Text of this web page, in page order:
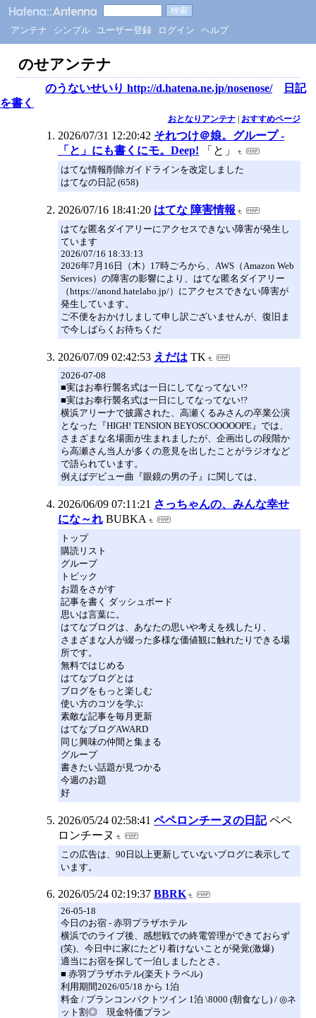
アンテナ シンプル ユーザー登録 ログイン ヘルプ
のせアンテナ
のうないせいり http://d.hatena.ne.jp/nosenose/
日記
を書く
おとなりアンテナ| おすすめページ
2026/07/31 12:20:42 それつけ＠娘。グループ -
「と」にも書くにモ。Deep!
「と」
はてな情報削除ガイドラインを改定しました
はてなの日記 (658)
2026/07/16 18:41:20 はてな 障害情報
はてな匿名ダイアリーにアクセスできない障害が発生し
ています
2026/07/16 18:33:13
2026年7月16日（木）17時ごろから、AWS（Amazon Web
Services）の障害の影響により、はてな匿名ダイアリー
（https://anond.hatelabo.jp/）にアクセスできない障害が
発生しています。
ご不便をおかけしまして申し訳ございませんが、復旧ま
で今しばらくお待ちくだ
2026/07/09 02:42:53 えだは TK
2026-07-08
■実はお奉行襲名式は一日にしてなってない!?
■実はお奉行襲名式は一日にしてなってない!?
横浜アリーナで披露された、高瀬くるみさんの卒業公演
となった『HIGH! TENSION BEYOSCOOOOOPE』では、
さまざまな名場面が生まれましたが、企画出しの段階か
ら高瀬さん当人が多くの意見を出したことがラジオなど
で語られています。
例えばデビュー曲『眼鏡の男の子』に関しては、
2026/06/09 07:11:21 さっちゃんの、みんな幸せ
にな～れ BUBKA
トップ
購読リスト
グループ
トピック
お題をさがす
記事を書く ダッシュボード
思いは言葉に。
はてなブログは、あなたの思いや考えを残したり、
さまざまな人が綴った多様な価値観に触れたりできる場
所です。
無料ではじめる
はてなブログとは
ブログをもっと楽しむ
使い方のコツを学ぶ
素敵な記事を毎月更新
はてなブログAWARD
同じ興味の仲間と集まる
グループ
書きたい話題が見つかる
今週のお題
好
2026/05/24 02:58:41 ペペロンチーヌの日記 ペペ
ロンチーヌ
この広告は、90日以上更新していないブログに表示して
います。
2026/05/24 02:19:37 BBRK
26-05-18
今日のお宿 - 赤羽プラザホテル
横浜でのライブ後、感想戦での終電管理ができておらず
(笑)、今日中に家にたどり着けないことが発覚(激爆)
適当にお宿を探して一泊しましたとさ。
■ 赤羽プラザホテル(楽天トラベル)
利用期間2026/05/18 から 1泊
料金 / プランコンパクトツイン 1泊 \8000 (朝食なし) / ◎ネ
ット割◎ 現金特価プラン